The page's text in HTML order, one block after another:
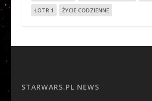
ŁOTR 1
ŻYCIE CODZIENNE
STARWARS.PL NEWS